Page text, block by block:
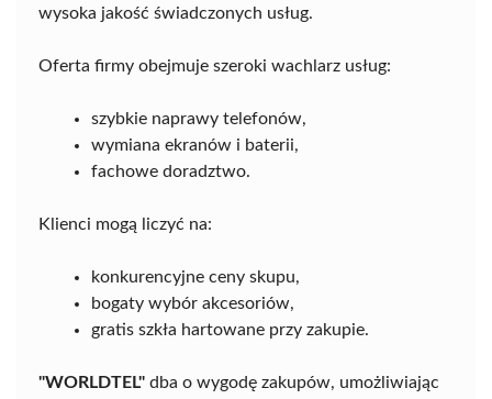
wysoka jakość świadczonych usług.
Oferta firmy obejmuje szeroki wachlarz usług:
szybkie naprawy telefonów,
wymiana ekranów i baterii,
fachowe doradztwo.
Klienci mogą liczyć na:
konkurencyjne ceny skupu,
bogaty wybór akcesoriów,
gratis szkła hartowane przy zakupie.
"WORLDTEL" dba o wygodę zakupów, umożliwiając